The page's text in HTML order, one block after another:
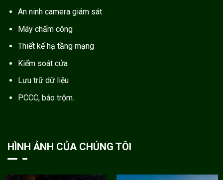
An ninh camera giám sát
Máy chấm công
Thiết kế hạ tầng mạng
Kiểm soát cửa
Lưu trữ dữ liệu
PCCC, báo trộm.
HÌNH ẢNH CỦA CHÚNG TÔI